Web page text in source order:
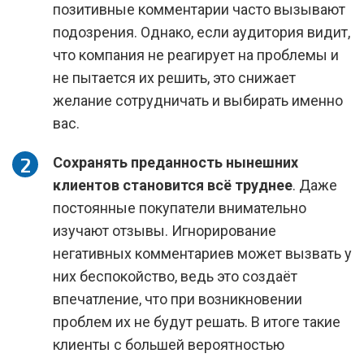
позитивные комментарии часто вызывают
подозрения. Однако, если аудитория видит,
что компания не реагирует на проблемы и
не пытается их решить, это снижает
желание сотрудничать и выбирать именно
вас.
Сохранять преданность нынешних
клиентов становится всё труднее. Даже
постоянные покупатели внимательно
изучают отзывы. Игнорирование
негативных комментариев может вызвать у
них беспокойство, ведь это создаёт
впечатление, что при возникновении
проблем их не будут решать. В итоге такие
клиенты с большей вероятностью